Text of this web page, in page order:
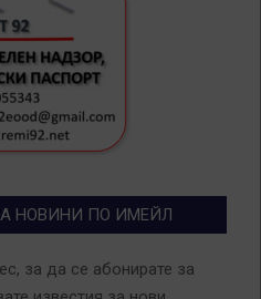
НОВИНИ ПО ИМЕЙЛ
за да се абонирате за